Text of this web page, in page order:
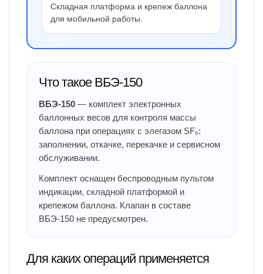
Складная платформа и крепеж баллона
для мобильной работы.
Что такое ВБЭ-150
ВБЭ-150 — комплект электронных
баллонных весов для контроля массы
баллона при операциях с элегазом SF₆:
заполнении, откачке, перекачке и сервисном
обслуживании.
Комплект оснащен беспроводным пультом
индикации, складной платформой и
крепежом баллона. Клапан в составе
ВБЭ-150 не предусмотрен.
Для каких операций применяется